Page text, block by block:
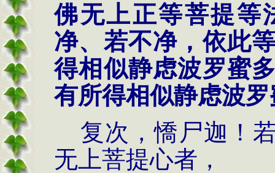
佛无上正等菩提等
净、若不净，依此
得相似静虑波罗蜜
有所得相似静虑波
复次，憍尸迦！
无上菩提心者，